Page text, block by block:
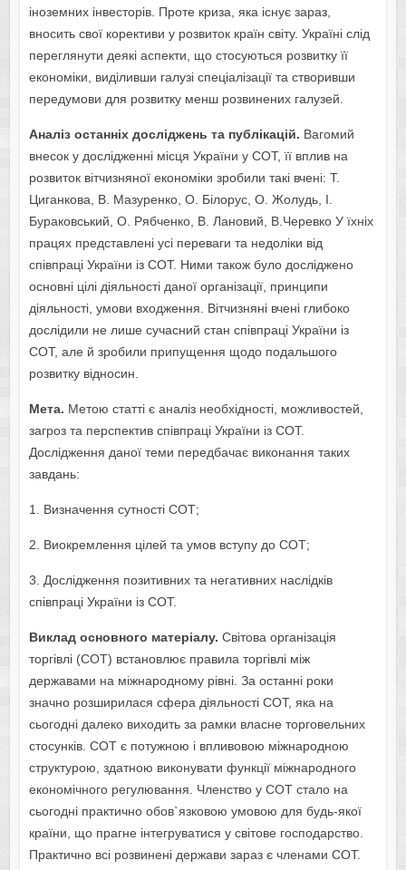
іноземних інвесторів. Проте криза, яка існує зараз,
вносить свої корективи у розвиток країн світу. Україні слід
переглянути деякі аспекти, що стосуються розвитку її
економіки, виділивши галузі спеціалізації та створивши
передумови для розвитку менш розвинених галузей.
Аналіз останніх досліджень та публікацій. Вагомий
внесок у дослідженні місця України у СОТ, її вплив на
розвиток вітчизняної економіки зробили такі вчені: Т.
Циганкова, В. Мазуренко, О. Білорус, О. Жолудь, І.
Бураковський, О. Рябченко, В. Лановий, В.Черевко У їхніх
працях представлені усі переваги та недоліки від
співпраці України із СОТ. Ними також було досліджено
основні цілі діяльності даної організації, принципи
діяльності, умови входження. Вітчизняні вчені глибоко
дослідили не лише сучасний стан співпраці України із
СОТ, але й зробили припущення щодо подальшого
розвитку відносин.
Мета. Метою статті є аналіз необхідності, можливостей,
загроз та перспектив співпраці України із СОТ.
Дослідження даної теми передбачає виконання таких
завдань:
1. Визначення сутності СОТ;
2. Виокремлення цілей та умов вступу до СОТ;
3. Дослідження позитивних та негативних наслідків
співпраці України із СОТ.
Виклад основного матеріалу. Світова організація
торгівлі (СОТ) встановлює правила торгівлі між
державами на міжнародному рівні. За останні роки
значно розширилася сфера діяльності СОТ, яка на
сьогодні далеко виходить за рамки власне торговельних
стосунків. СОТ є потужною і впливовою міжнародною
структурою, здатною виконувати функції міжнародного
економічного регулювання. Членство у СОТ стало на
сьогодні практично обов`язковою умовою для будь-якої
країни, що прагне інтегруватися у світове господарство.
Практично всі розвинені держави зараз є членами СОТ.